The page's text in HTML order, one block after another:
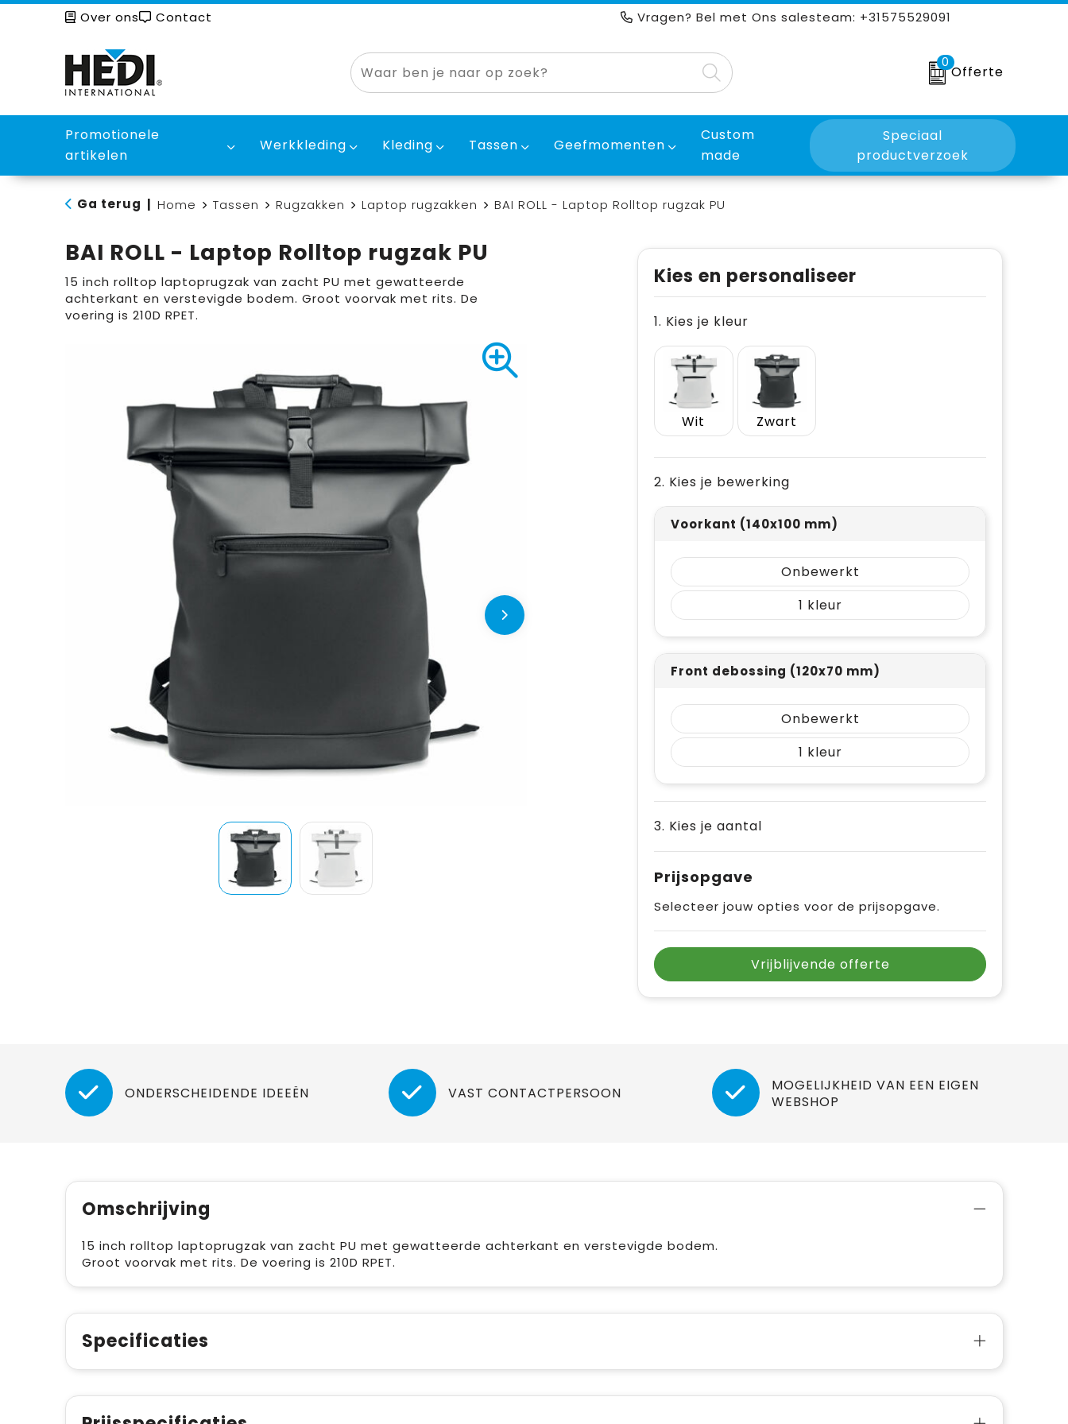
Over ons Contact Vragen? Bel met Ons salesteam: +31575529091
0
Offerte
Promotionele
artikelen
Werkkleding Kleding Tassen Geefmomenten
Custom
made
Speciaal
productverzoek
Ga terug Home Tassen Rugzakken Laptop rugzakken BAI ROLL - Laptop Rolltop rugzak PU
BAI ROLL - Laptop Rolltop rugzak PU
15 inch rolltop laptoprugzak van zacht PU met gewatteerde
achterkant en verstevigde bodem. Groot voorvak met rits. De
voering is 210D RPET.
Kies en personaliseer
1. Kies je kleur
Wit Zwart
2. Kies je bewerking
Voorkant (140x100 mm)
Onbewerkt
1
Front debossing (120x70 mm)
Onbewerkt
1
3. Kies je aantal
Prijsopgave
Selecteer jouw opties voor de prijsopgave.
Vrijblijvende offerte
ONDERSCHEIDENDE IDEEËN VAST CONTACTPERSOON
MOGELIJKHEID VAN EEN EIGEN
WEBSHOP
Omschrijving
15 inch rolltop laptoprugzak van zacht PU met gewatteerde achterkant en verstevigde bodem.
Groot voorvak met rits. De voering is 210D RPET.
Specificaties